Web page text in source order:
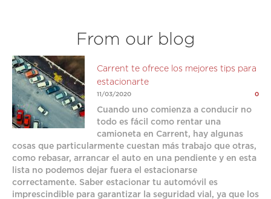
From our blog
Carrent te ofrece los mejores tips para
estacionarte
11/03/2020 0
Cuando uno comienza a conducir no
todo es fácil como rentar una
camioneta en Carrent, hay algunas
cosas que particularmente cuestan más trabajo que otras,
como rebasar, arrancar el auto en una pendiente y en esta
lista no podemos dejar fuera el estacionarse
correctamente. Saber estacionar tu automóvil es
imprescindible para garantizar la seguridad vial, ya que los